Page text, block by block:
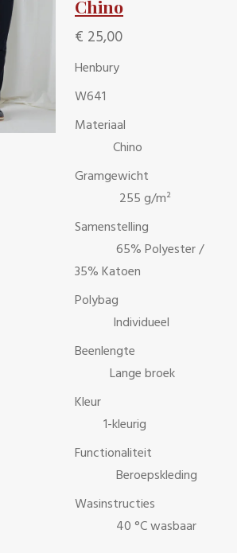
Chino
€ 25,00
Henbury
W641
Materiaal
Chino
Gramgewicht
255 g/m²
Samenstelling
65% Polyester /
35% Katoen
Polybag
Individueel
Beenlengte
Lange broek
Kleur
1-kleurig
Functionaliteit
Beroepskleding
Wasinstructies
40 °C wasbaar